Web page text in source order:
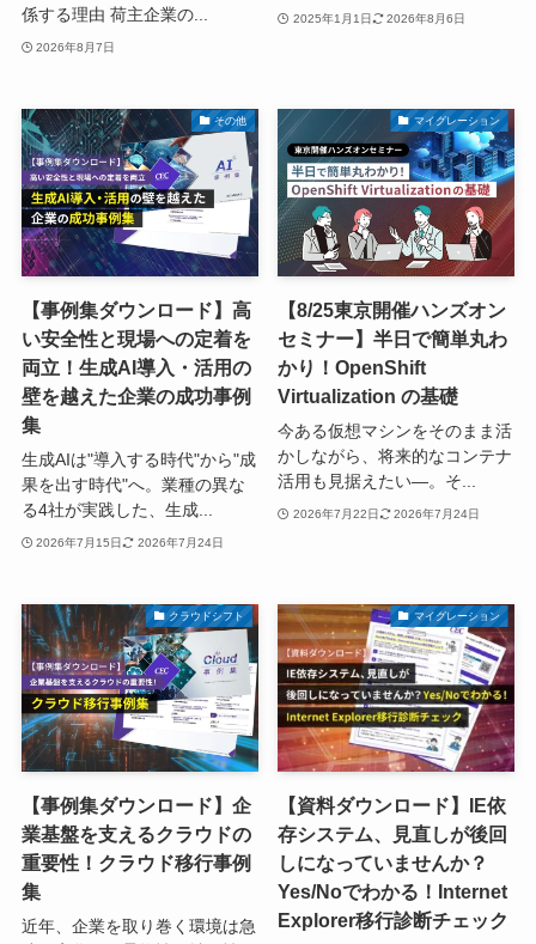
係する理由 荷主企業の...
2026年8月7日
2025年1月1日 2026年8月6日
その他
【事例集ダウンロード】高
い安全性と現場への定着を
両立！生成AI導入・活用の
壁を越えた企業の成功事例
集
生成AIは"導入する時代"から"成
果を出す時代"へ。業種の異な
る4社が実践した、生成...
2026年7月15日 2026年7月24日
マイグレーション
【8/25東京開催ハンズオン
セミナー】半日で簡単丸わ
かり！OpenShift
Virtualization の基礎
今ある仮想マシンをそのまま活
かしながら、将来的なコンテナ
活用も見据えたい—。そ...
2026年7月22日 2026年7月24日
クラウドシフト
【事例集ダウンロード】企
業基盤を支えるクラウドの
重要性！クラウド移行事例
集
近年、企業を取り巻く環境は急
マイグレーション
【資料ダウンロード】IE依
存システム、見直しが後回
しになっていませんか？
Yes/Noでわかる！Internet
Explorer移行診断チェック